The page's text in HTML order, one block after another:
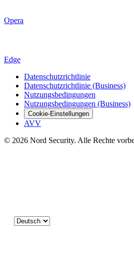
Opera
Edge
Datenschutzrichtlinie
Datenschutzrichtlinie (Business)
Nutzungsbedingungen
Nutzungsbedingungen (Business)
Cookie-Einstellungen
AVV
© 2026 Nord Security. Alle Rechte